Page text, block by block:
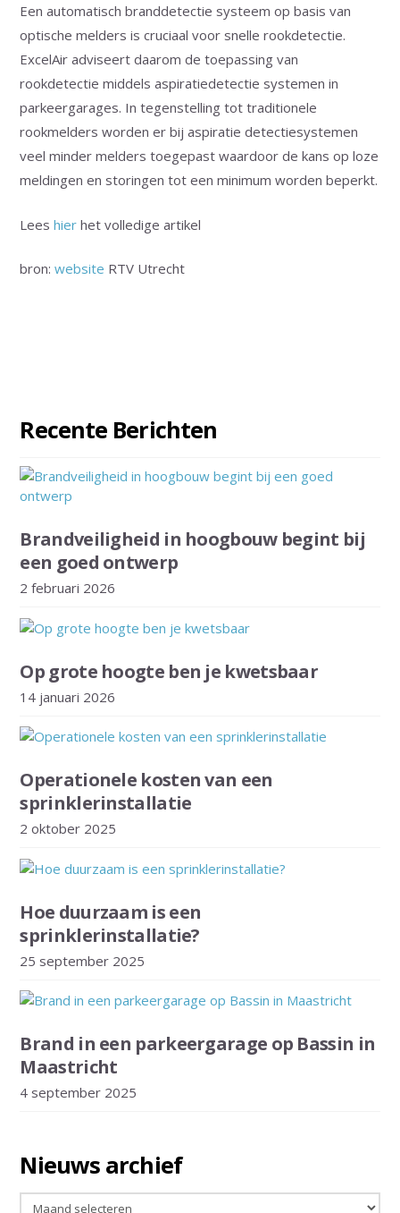
Een automatisch branddetectie systeem op basis van
optische melders is cruciaal voor snelle rookdetectie.
ExcelAir adviseert daarom de toepassing van
rookdetectie middels aspiratiedetectie systemen in
parkeergarages. In tegenstelling tot traditionele
rookmelders worden er bij aspiratie detectiesystemen
veel minder melders toegepast waardoor de kans op loze
meldingen en storingen tot een minimum worden beperkt.
Leeshier het volledige artikel
bron:website RTV Utrecht
Recente Berichten
Brandveiligheid in hoogbouw begint bij
een goed ontwerp
2 februari 2026
Op grote hoogte ben je kwetsbaar
14 januari 2026
Operationele kosten van een
sprinklerinstallatie
2 oktober 2025
Hoe duurzaam is een
sprinklerinstallatie?
25 september 2025
Brand in een parkeergarage op Bassin in
Maastricht
4 september 2025
Nieuws archief
Nieuws